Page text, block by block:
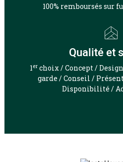
100% remboursés sur
Qualité et
1er choix / Concept /
garde / Conseil /
Disponibilité /